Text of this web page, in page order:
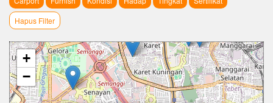
Hapus Filter
+
−